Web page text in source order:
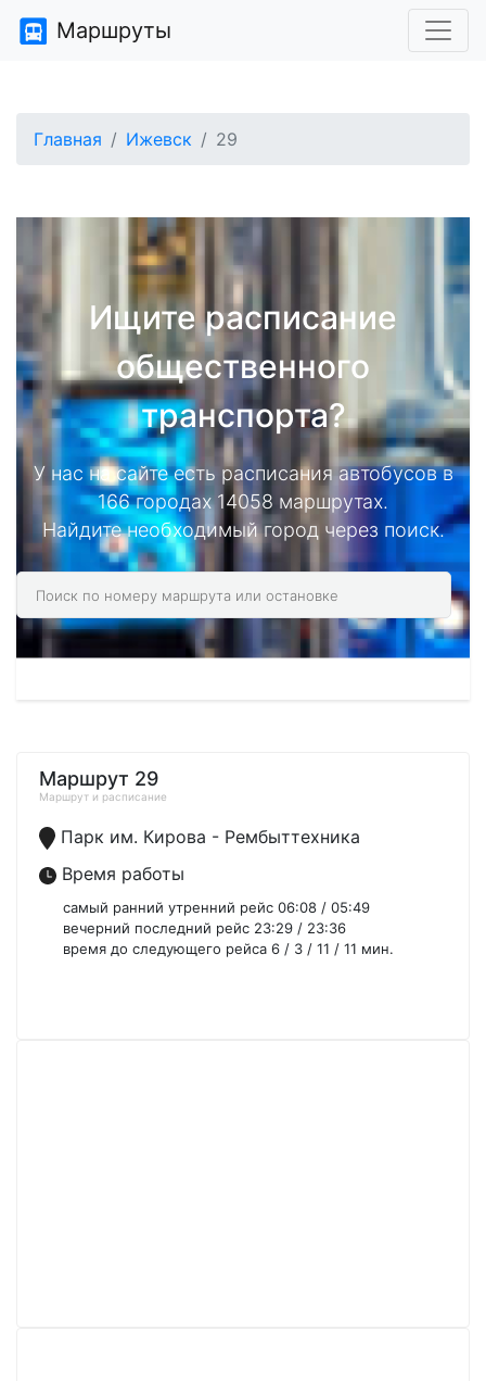
Маршруты
Главная Ижевск 29
Ищите расписание
общественного
транспорта?
У нас на сайте есть расписания автобусов в
166 городах 14058 маршрутах.
Найдите необходимый город через поиск.
Маршрут 29
Маршрут и расписание
Парк им. Кирова - Рембыттехника
Время работы
самый ранний утренний рейс 06:08 / 05:49
вечерний последний рейс 23:29 / 23:36
время до следующего рейса 6 / 3 / 11 / 11 мин.